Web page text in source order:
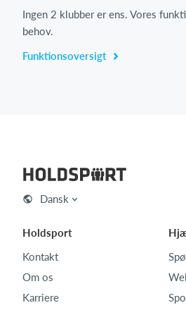
Ingen 2 klubber er ens. Vores
behov.
Funktionsoversigt
Dansk
Holdsport
Kontakt
Om os
Karriere